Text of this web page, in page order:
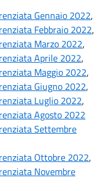
Gennaio 2022,
Febbraio 2022,
Marzo 2022,
Aprile 2022,
Maggio 2022,
Giugno 2022,
Luglio 2022,
Agosto 2022
Settembre
Ottobre 2022,
Novembre